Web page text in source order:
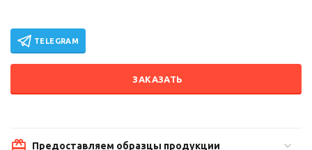
TELEGRAM
ЗАКАЗАТЬ
Предоставляем образцы продукции